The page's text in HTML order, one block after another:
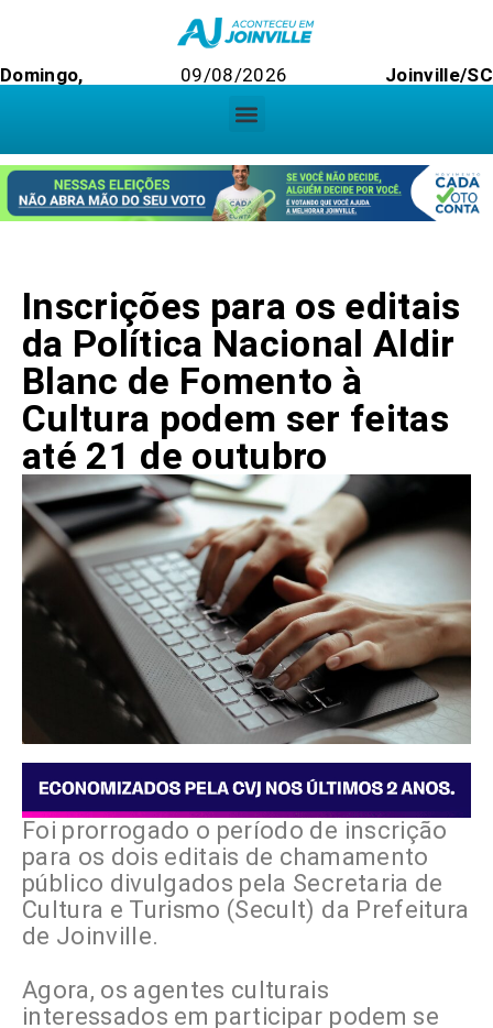
Domingo, 09/08/2026 Joinville/SC
Inscrições para os editais
da Política Nacional Aldir
Blanc de Fomento à
Cultura podem ser feitas
até 21 de outubro
Foi prorrogado o período de inscrição
para os dois editais de chamamento
público divulgados pela Secretaria de
Cultura e Turismo (Secult) da Prefeitura
de Joinville.
Agora, os agentes culturais
interessados em participar podem se